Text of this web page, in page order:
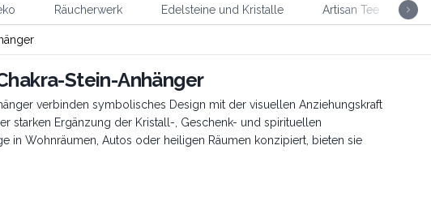
Räucherwerk Edelsteine und Kristalle Artisan Tee
Stein-Anhänger
verbinden symbolisches Design mit der visuellen Anziehungskraft
starken Ergänzung der Kristall-, Geschenk- und spirituellen
in Wohnräumen, Autos oder heiligen Räumen konzipiert, bieten sie